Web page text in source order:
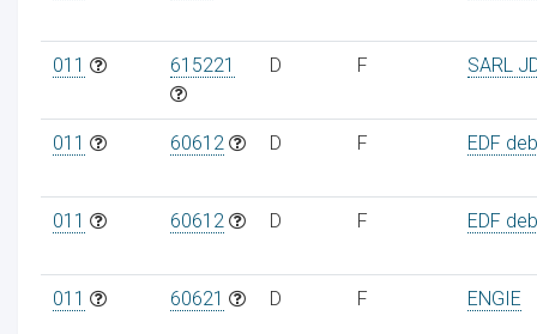
011 615221 D F SARL
011 60612 D F EDF
011 60612 D F EDF
011 60621 D F ENGIE